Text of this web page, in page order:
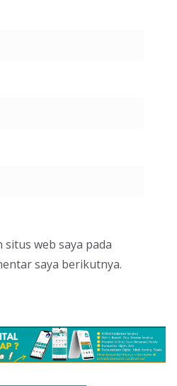
situs web saya pada
saya berikutnya.